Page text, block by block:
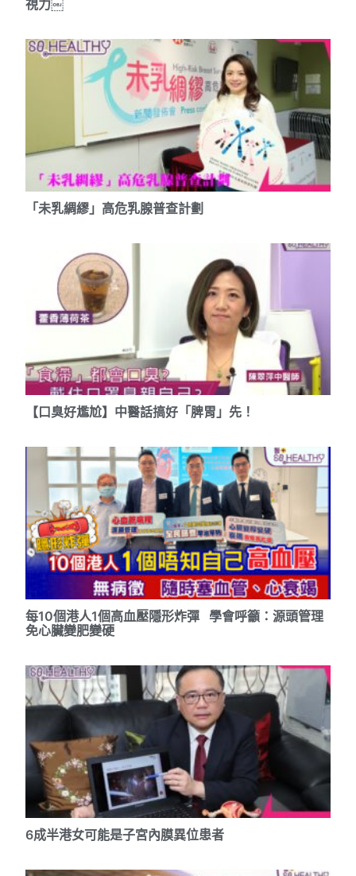
視力￼
「未乳綢繆」高危乳腺普查計劃
【口臭好尷尬】中醫話搞好「脾胃」先！
每10個港人1個高血壓隱形炸彈 學會呼籲：源頭管理
免心臟變肥變硬
6成半港女可能是子宮內膜異位患者